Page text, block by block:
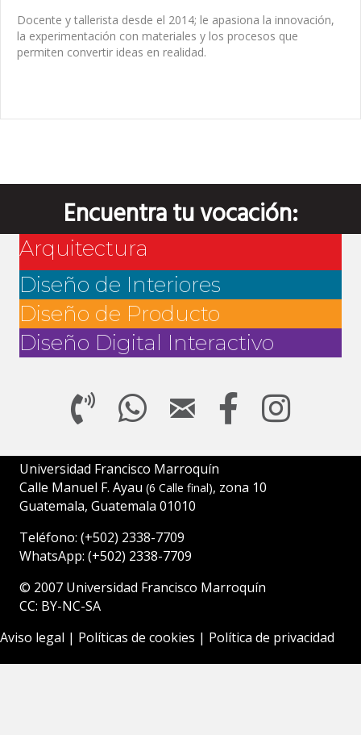
Docente y tallerista desde el 2014; le apasiona la innovación,
la experimentación con materiales y los procesos que
permiten convertir ideas en realidad.
Encuentra tu vocación:
Arquitectura
Diseño de Interiores
Diseño de Producto
Diseño Digital Interactivo
Universidad Francisco Marroquín
Calle Manuel F. Ayau (6 Calle final), zona 10
Guatemala, Guatemala 01010
Teléfono: (+502) 2338-7709
WhatsApp: (+502) 2338-7709
© 2007 Universidad Francisco Marroquín
CC: BY-NC-SA
Aviso legal | Políticas de cookies | Política de privacidad